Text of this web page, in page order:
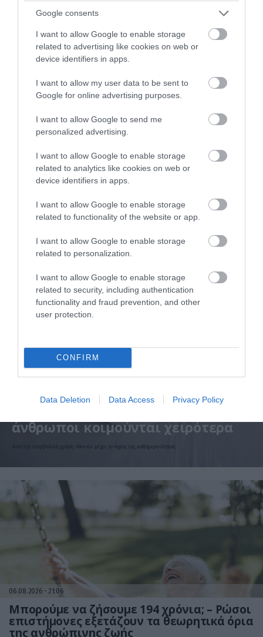
Google consents
I want to allow Google to enable storage
related to advertising like cookies on web or
device identifiers in apps.
I want to allow my user data to be sent to
Google for online advertising purposes.
I want to allow Google to send me
personalized advertising.
I want to allow Google to enable storage
related to analytics like cookies on web or
device identifiers in apps.
I want to allow Google to enable storage
related to functionality of the website or app.
I want to allow Google to enable storage
related to personalization.
I want to allow Google to enable storage
related to security, including authentication
functionality and fraud prevention, and other
user protection.
CONFIRM
Data Deletion Data Access Privacy Policy
06:06
Δείτε ποια είναι τα συμπτώματα
ενός «μίνι εγκεφαλικού»
επεισοδίου
Τι πρέπει να κάνετε αμέσως
άνθρωποι κοιμούνται χειρότερα
Από την υπερβολική χρήση οθονών μέχρι το άγχος της καθημερινότητας
06.08.2026 21:06
Μπορούμε να ζήσουμε 194 χρόνια; – Ρώσοι
επιστήμονες εξετάζουν τα θεωρητικά όρια
της ανθρώπινης ζωής